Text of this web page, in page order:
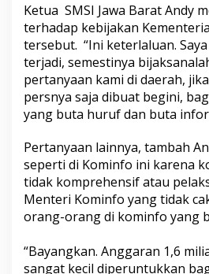
Ketua SMSI Jawa Barat Andy
terhadap kebijakan
tersebut. “Ini keterlaluan.
terjadi, semestinya
pertanyaan kami di daerah,
persnya saja dibuat begini,
yang buta huruf dan buta
Pertanyaan lainnya, tambah
seperti di Kominfo ini karena
tidak komprehensif atau
Menteri Kominfo yang tidak
orang-orang di kominfo yang
“Bayangkan. Anggaran 1,6
sangat kecil diperuntukkan